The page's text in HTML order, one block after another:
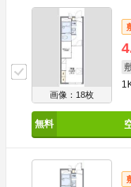
画像：18枚